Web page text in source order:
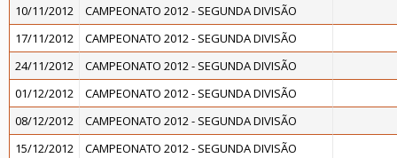
10/11/2012
CAMPEONATO 2012 - SEGUNDA DIVISÃO
17/11/2012
CAMPEONATO 2012 - SEGUNDA DIVISÃO
24/11/2012
CAMPEONATO 2012 - SEGUNDA DIVISÃO
01/12/2012
CAMPEONATO 2012 - SEGUNDA DIVISÃO
08/12/2012
CAMPEONATO 2012 - SEGUNDA DIVISÃO
15/12/2012
CAMPEONATO 2012 - SEGUNDA DIVISÃO